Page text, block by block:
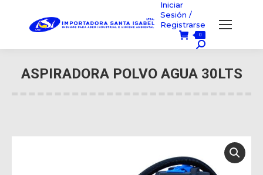
Iniciar
Sesión /
Registrarse
0
Búsqueda:
ASPIRADORA POLVO AGUA 30LTS